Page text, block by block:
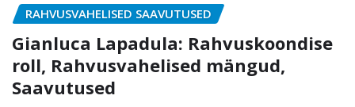
RAHVUSVAHELISED SAAVUTUSED
Gianluca Lapadula: Rahvuskoondise
roll, Rahvusvahelised mängud,
Saavutused